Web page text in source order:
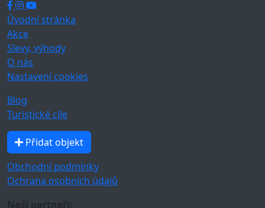
Úvodní stránka
Akce
Slevy, výhody
O nás
Nastavení cookies
Blog
Turistické cíle
Přidat objekt
Obchodní podmínky
Ochrana osobních údajů
Naši partneři: